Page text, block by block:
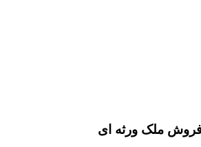
ملک ورثه ای